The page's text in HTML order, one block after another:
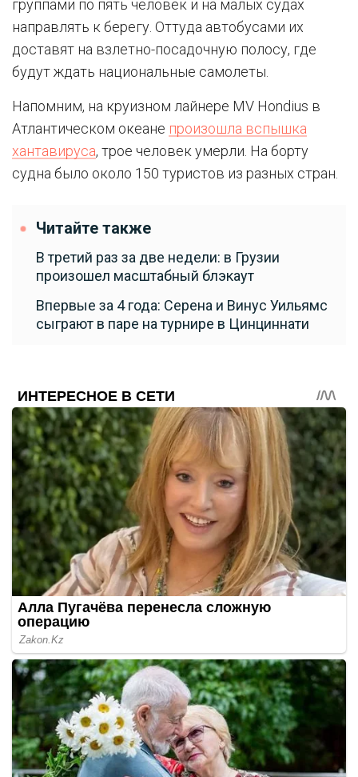
группами по пять человек и на малых судах
направлять к берегу. Оттуда автобусами их
доставят на взлетно-посадочную полосу, где
будут ждать национальные самолеты.
Напомним, на круизном лайнере MV Hondius в
Атлантическом океане произошла вспышка
хантавируса, трое человек умерли. На борту
судна было около 150 туристов из разных стран.
Читайте также
В третий раз за две недели: в Грузии
произошел масштабный блэкаут
Впервые за 4 года: Серена и Винус Уильямс
сыграют в паре на турнире в Цинциннати